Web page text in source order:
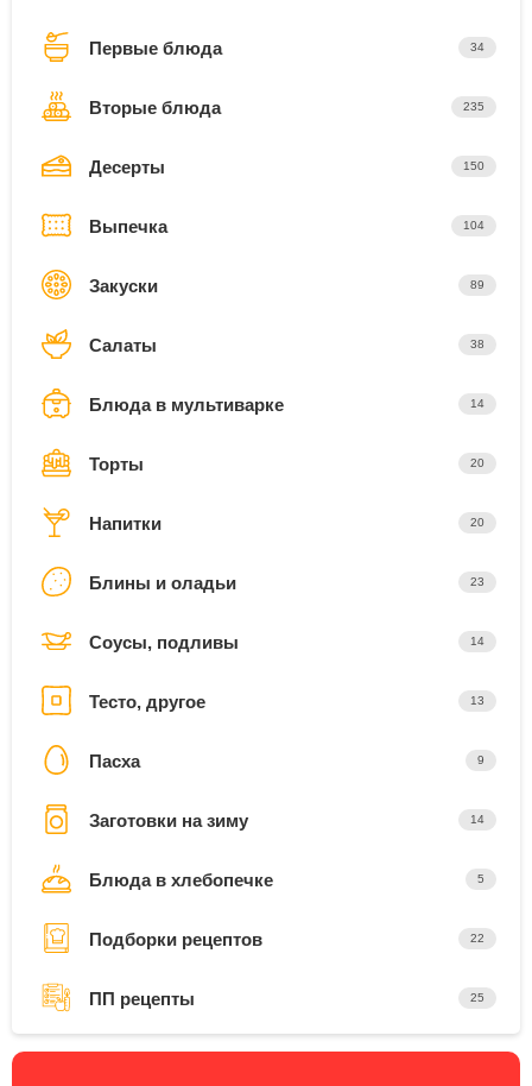
Первые блюда 34
Вторые блюда 235
Десерты 150
Выпечка 104
Закуски 89
Салаты 38
Блюда в мультиварке 14
Торты 20
Напитки 20
Блины и оладьи 23
Соусы, подливы 14
Тесто, другое 13
Пасха 9
Заготовки на зиму 14
Блюда в хлебопечке 5
Подборки рецептов 22
ПП рецепты 25